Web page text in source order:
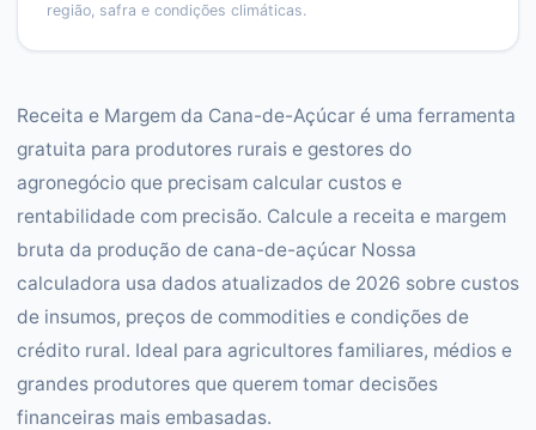
região, safra e condições climáticas.
Receita e Margem da Cana-de-Açúcar é uma ferramenta
gratuita para produtores rurais e gestores do
agronegócio que precisam calcular custos e
rentabilidade com precisão. Calcule a receita e margem
bruta da produção de cana-de-açúcar Nossa
calculadora usa dados atualizados de 2026 sobre custos
de insumos, preços de commodities e condições de
crédito rural. Ideal para agricultores familiares, médios e
grandes produtores que querem tomar decisões
financeiras mais embasadas.